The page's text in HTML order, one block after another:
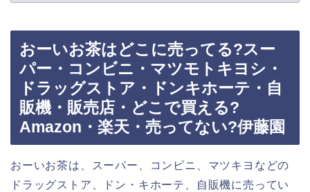
おーいお茶はどこに売ってる?スー
パー・コンビニ・マツモトキヨシ・
ドラッグストア・ドンキホーテ・自
販機・販売店・どこで買える?
Amazon・楽天・売ってない?伊藤園
おーいお茶は、スーパー、コンビニ、マツキヨなどの
ドラッグストア、ドン・キホーテ、自販機に売ってい